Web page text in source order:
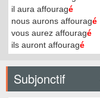
il aura affouragé
nous aurons affouragé
vous aurez affouragé
ils auront affouragé
Subjonctif